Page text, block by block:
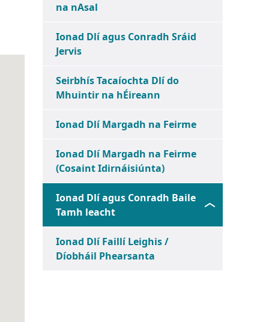
na nAsal
Ionad Dlí agus Conradh Sráid
Jervis
Seirbhís Tacaíochta Dlí do
Mhuintir na hÉireann
Ionad Dlí Margadh na Feirme
Ionad Dlí Margadh na Feirme
(Cosaint Idirnáisiúnta)
Ionad Dlí agus Conradh Baile
Tamh leacht
Ionad Dlí Faillí Leighis /
Díobháil Phearsanta